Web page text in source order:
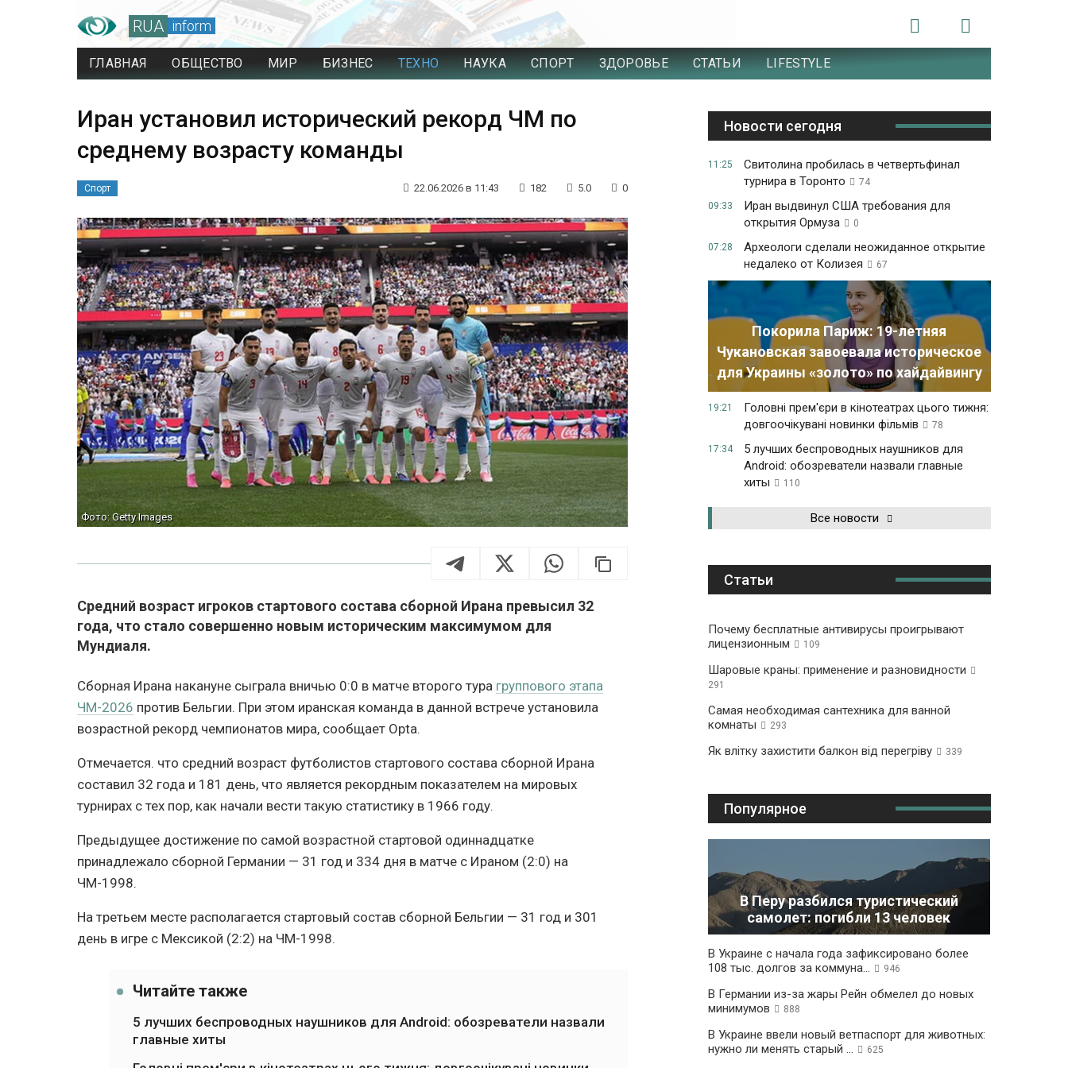
RUA inform
ГЛАВНАЯ ОБЩЕСТВО МИР БИЗНЕС ТЕХНО НАУКА СПОРТ ЗДОРОВЬЕ СТАТЬИ LIFESTYLE
Иран установил исторический рекорд ЧМ по
среднему возрасту команды
Спорт 22.06.2026 в 11:43 182 5.0 0
Фото: Getty Images
Средний возраст игроков стартового состава сборной Ирана превысил 32
года, что стало совершенно новым историческим максимумом для
Мундиаля.
Сборная Ирана накануне сыграла вничью 0:0 в матче второго тура группового этапа
ЧМ-2026 против Бельгии. При этом иранская команда в данной встрече установила
возрастной рекорд чемпионатов мира, сообщает Opta.
Отмечается. что средний возраст футболистов стартового состава сборной Ирана
составил 32 года и 181 день, что является рекордным показателем на мировых
турнирах с тех пор, как начали вести такую статистику в 1966 году.
Предыдущее достижение по самой возрастной стартовой одиннадцатке
принадлежало сборной Германии — 31 год и 334 дня в матче с Ираном (2:0) на
ЧМ-1998.
На третьем месте располагается стартовый состав сборной Бельгии — 31 год и 301
день в игре с Мексикой (2:2) на ЧМ-1998.
Читайте также
5 лучших беспроводных наушников для Android: обозреватели назвали
главные хиты
Новости сегодня
11:25
Свитолина пробилась в четвертьфинал
турнира в Торонто
74
09:33
Иран выдвинул США требования для
открытия Ормуза
0
07:28
Археологи сделали неожиданное открытие
недалеко от Колизея
67
Покорила Париж: 19-летняя
Чукановская завоевала историческое
для Украины «золото» по хайдайвингу
19:21
Головні прем'єри в кінотеатрах цього тижня:
довгоочікувані новинки фільмів
78
17:34
5 лучших беспроводных наушников для
Android: обозреватели назвали главные
хиты
110
Все новости
Статьи
Почему бесплатные антивирусы проигрывают
лицензионным
109
Шаровые краны: применение и разновидности
291
Самая необходимая сантехника для ванной
комнаты
293
Як влітку захистити балкон від перегріву 339
Популярное
В Перу разбился туристический
самолет: погибли 13 человек
В Украине с начала года зафиксировано более
108 тыс. долгов за коммуна...
946
В Германии из-за жары Рейн обмелел до новых
минимумов
888
В Украине ввели новый ветпаспорт для животных:
нужно ли менять старый ...
625